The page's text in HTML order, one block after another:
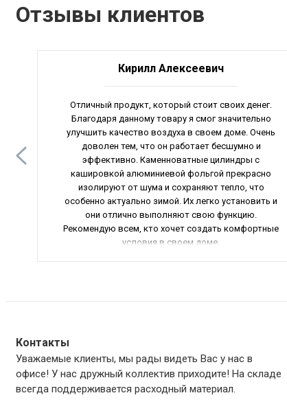
Отзывы клиентов
Кирилл Алексеевич
Отличный продукт, который стоит своих денег.
Благодаря данному товару я смог значительно
улучшить качество воздуха в своем доме. Очень
доволен тем, что он работает бесшумно и
эффективно. Каменноватные цилиндры с
кашировкой алюминиевой фольгой прекрасно
изолируют от шума и сохраняют тепло, что
особенно актуально зимой. Их легко установить и
они отлично выполняют свою функцию.
Рекомендую всем, кто хочет создать комфортные
условия в своем доме.
Контакты
Уважаемые клиенты, мы рады видеть Вас у нас в
офисе! У нас дружный коллектив приходите! На складе
всегда поддерживается расходный материал.